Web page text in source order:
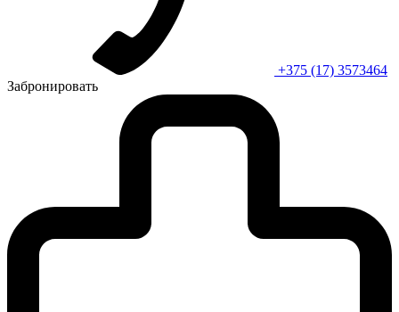
+375 (17) 3573464
Забронировать